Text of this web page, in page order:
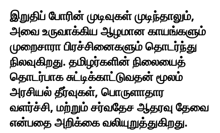
இறுதிப் போரின் முடிவுகள் முடிந்தாலும்,
அவை உருவாக்கிய ஆழமான காயங்களும்
முறைசாரா பிரச்சினைகளும் தொடர்ந்து
நிலவுகிறது. தமிழர்களின் நிலையைத்
தொடர்பாக சுட்டிக்காட்டுவதன் மூலம்
அரசியல் தீர்வுகள், பொருளாதார
வளர்ச்சி, மற்றும் சர்வதேச ஆதரவு தேவை
என்பதை அறிக்கை வலியுறுத்துகிறது.